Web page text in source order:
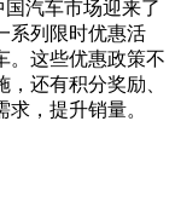
汽车市场迎来了
系列限时优惠活
。这些优惠政策不
还有积分奖励、
，提升销量。